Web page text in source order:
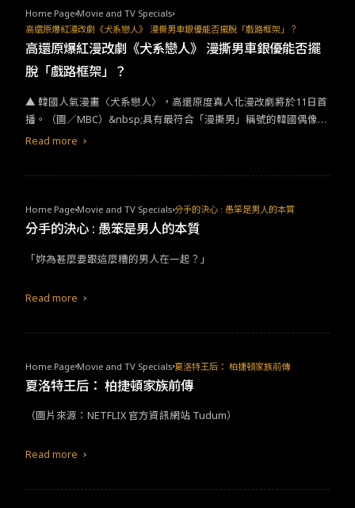
Home Page Movie and TV Specials
高還原爆紅漫改劇《犬系戀人》 漫撕男車銀優能否擺脫「戲路框架」？
高還原爆紅漫改劇《犬系戀人》 漫撕男車銀優能否擺
脫「戲路框架」？
▲ 韓國人氣漫畫〈犬系戀人〉，高還原度真人化漫改劇將於11日首
播。（圖／MBC）&nbsp;具有最符合「漫撕男」稱號的韓國偶像歌
手兼演員車銀優，眾所皆知他的高顏值是闖蕩演藝圈的一大武器之
當時高度還原男主角特質的演技，讓許多戲迷粉絲讚嘆不已。如今
迎接新作，如何擺脫當時的「冷酷男」印象？以及如何和先前的作
漫畫〈犬系戀人〉，在台灣擁有9.9顆心的高評價。（圖／LINE WE
是可愛的狗 ) 講述一名受到詛咒的高中女老師韓海娜（朴珪瑛
藉酒壯膽的親吻暗戀對象李寶謙（李玹雨 飾），卻陰錯陽差錯親了
莫名「仇視」自己的同事陳書元（車銀優 飾）。結果如同灰姑娘
辦法破除詛咒，但命運捉弄人，酷帥的陳書元竟然是一個超級害怕
（圖／Webtoon , JTBC）
Read more
Home Page Movie and TV Specials 分手的決心 : 愚笨是男人的本質
分手的決心 : 愚笨是男人的本質
「妳為甚麼要跟這麼糟的男人在一起？」
Read more
Home Page Movie and TV Specials 夏洛特王后： 柏捷頓家族前傳
夏洛特王后： 柏捷頓家族前傳
（圖片來源：NETFLIX 官方資訊網站 Tudum）
Read more